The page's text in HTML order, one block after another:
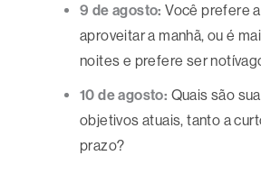
9 de agosto:Você prefere
aproveitar a manhã, ou é
noites e prefere ser
10 de agosto: Quais são
objetivos atuais, tanto a
prazo?